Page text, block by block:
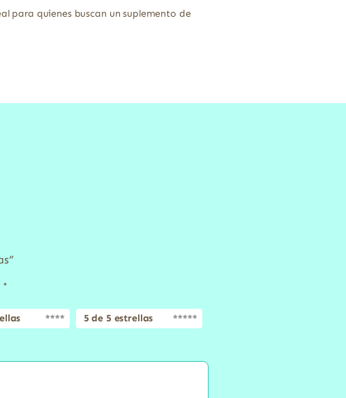
para quienes buscan un suplemento de
*
5 de 5 estrellas